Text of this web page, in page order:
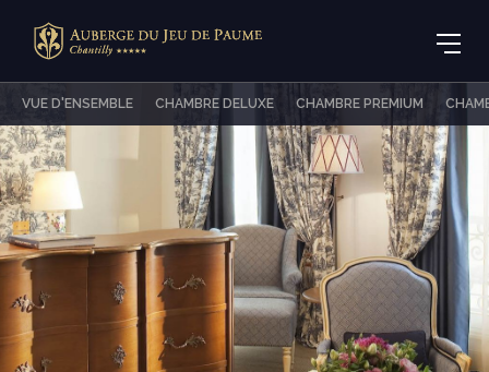
VUE D'ENSEMBLE CHAMBRE DELUXE CHAMBRE PREMIUM